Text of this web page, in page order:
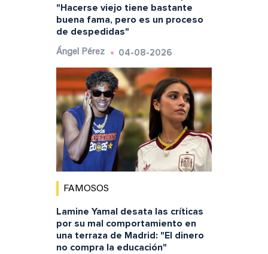
"Hacerse viejo tiene bastante
buena fama, pero es un proceso
de despedidas"
Ángel Pérez 04-08-2026
FAMOSOS
Lamine Yamal desata las críticas
por su mal comportamiento en
una terraza de Madrid: "El dinero
no compra la educación"